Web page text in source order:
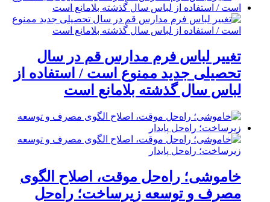
تغییر لباس فرم مدارس قم در سال
تحصیلی جدید ممنوع است / استفاده از
لباس سال گذشته بلامانع است
خاموشی؛ راه‌حل موقت، اصلاح الگوی
مصرف و توسعه زیرساخت؛ راه‌حل